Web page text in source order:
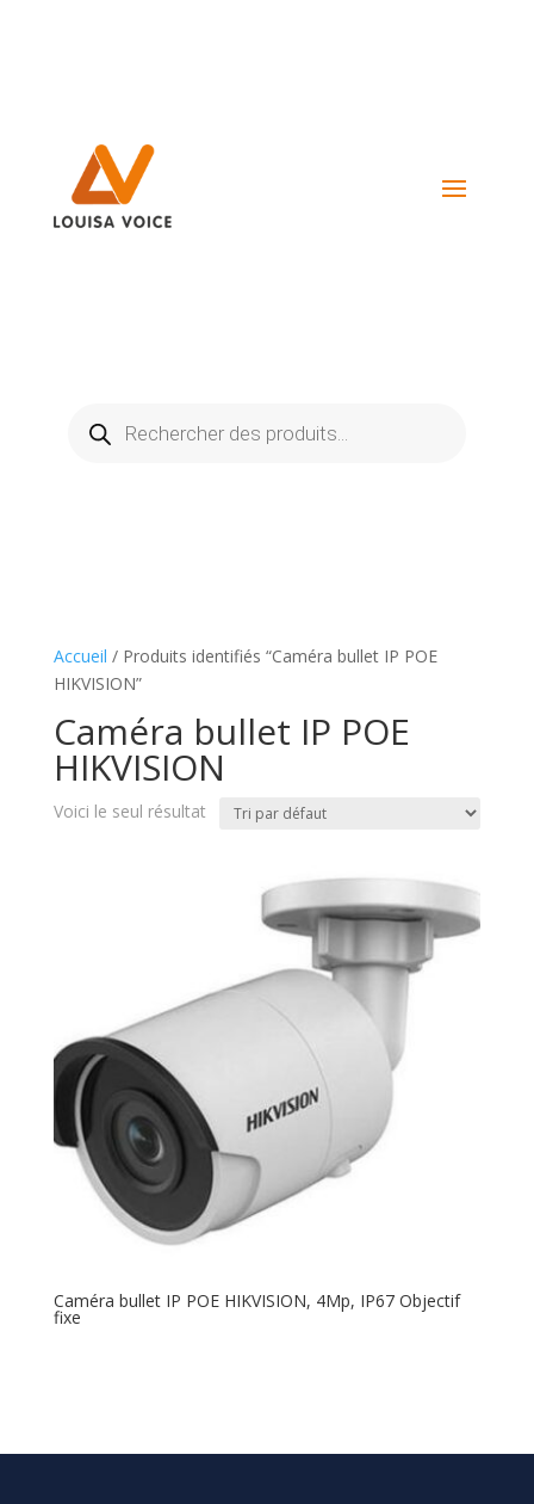
produits
Accueil / Produits identifiés “Caméra bullet IP POE
HIKVISION”
Caméra bullet IP POE
HIKVISION
Voici le seul résultat
Caméra bullet IP POE HIKVISION, 4Mp, IP67 Objectif
fixe